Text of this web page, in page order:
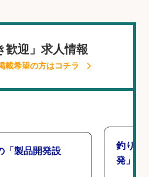
歓迎」求人情報
載希望の方はコチラ
「製品開発設
釣り好
発」/